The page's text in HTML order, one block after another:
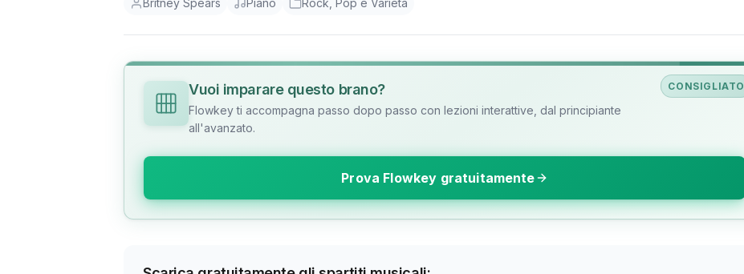
Britney Spears Piano Rock, Pop e Varietà
CONSIGLIATO
Vuoi imparare questo brano?
Flowkey ti accompagna passo dopo passo con lezioni interattive, dal principiante
all'avanzato.
Prova Flowkey gratuitamente